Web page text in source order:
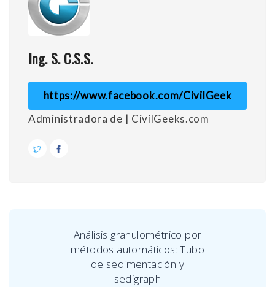
Ing. S. C.S.S.
https://www.facebook.com/CivilGeek
Administradora de | CivilGeeks.com
Análisis granulométrico por
métodos automáticos: Tubo
de sedimentación y
sedigraph